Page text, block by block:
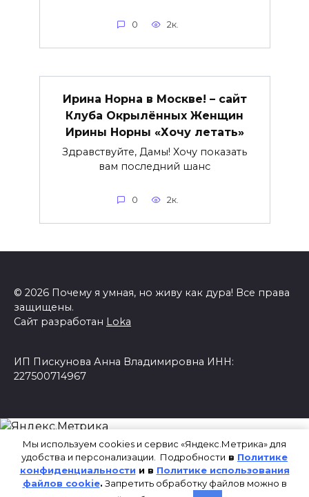
0 2к.
Ирина Норна в Москве! – сайт
Клуба Окрылённых Женщин
Ирины Норны «Хочу летать»
Здравствуйте, Дамы! Хочу показать
вам последний шанс
0 2к.
© 2026 Почему я умная, но живу как дура! Все права
защищены.
Сайт разработан Loka
ИП Пискунова Анна Владимировна ИНН:
227500714967
Мы используем cookies и сервис «Яндекс.Метрика» для
удобства и персонализации. Подробности в Политике
конфиденциальности и в Политике использования
файлов cookie. Запретить обработку файлов можно в